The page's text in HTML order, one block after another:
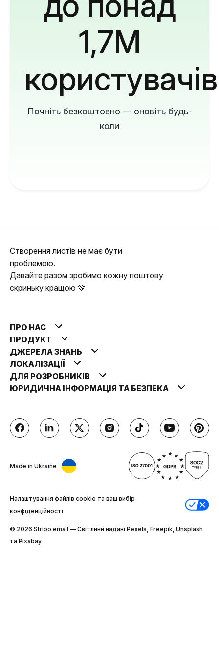
1,7M
користувачів
Почніть безкоштовно — оновіть будь-
коли
Створення листів не має бути
проблемою.
Давайте разом зробимо кожну поштову
скриньку кращою 💚
ПРО НАС
ПРОДУКТ
ДЖЕРЕЛА ЗНАНЬ
ЛОКАЛІЗАЦІЇ
ДЛЯ РОЗРОБНИКІВ
ЮРИДИЧНА ІНФОРМАЦІЯ ТА БЕЗПЕКА
Made in Ukraine
Налаштування файлів cookie та ваш вибір
конфіденційності
© 2026 Stripо.email — Світлини надані Pexels, Freepik, Unsplash
та Pixabay.